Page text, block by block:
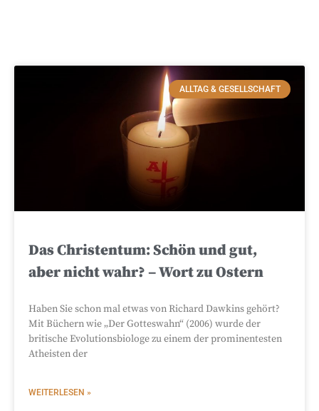
ALLTAG & GESELLSCHAFT
Das Christentum: Schön und gut,
aber nicht wahr? – Wort zu Ostern
Haben Sie schon mal etwas von Richard Dawkins gehört?
Mit Büchern wie „Der Gotteswahn“ (2006) wurde der
britische Evolutionsbiologe zu einem der prominentesten
Atheisten der
WEITERLESEN »